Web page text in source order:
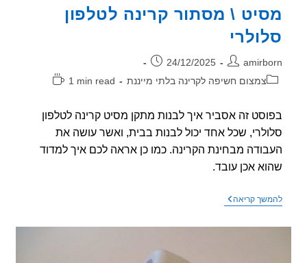
\ מסתור קרינה לטלפון
פורסם:
24/12/2025
צמצום חשיפה לקרינה בלתי מייננת
זמן
1 min read
זה אסביר איך לבנות מתקן מסיט קרינה לטלפון
שכל אחד יכול לבנות בבית, ואשר עושה את
מבחינת הקרינה. כמו כן אראה לכם איך למדוד
אכן עובד.
קריאהמסיט